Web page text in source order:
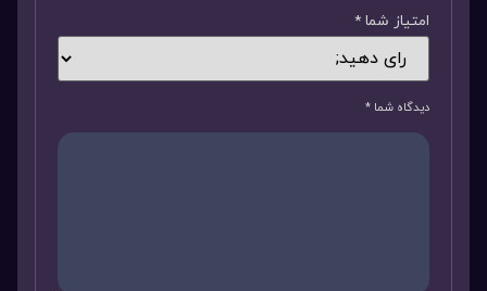
امتیاز شما *
دیدگاه شما *